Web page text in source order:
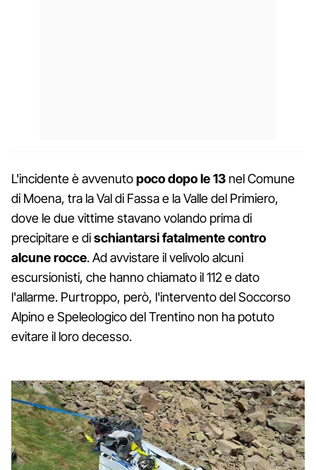
L'incidente è avvenutopoco dopo le 13 nel Comune
di Moena, tra la Val di Fassa e la Valle del Primiero,
dove le due vittime stavano volando prima di
precipitare e dischiantarsi fatalmente contro
alcune rocce. Ad avvistare il velivolo alcuni
escursionisti, che hanno chiamato il 112 e dato
l'allarme. Purtroppo, però, l'intervento del Soccorso
Alpino e Speleologico del Trentino non ha potuto
evitare il loro decesso.